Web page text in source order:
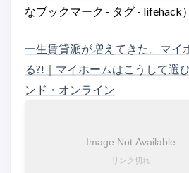
なブックマーク - タグ - lifehack）
一生賃貸派が増えてきた。マイ
る?!｜マイホームはこうして選
ンド・オンライン